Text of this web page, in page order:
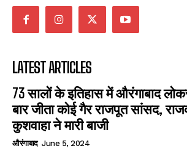
LATEST ARTICLES
73 सालों के इतिहास में औरंगाबाद
बार जीता कोई गैर राजपूत सांसद,
कुशवाहा ने मारी बाजी
औरंगाबाद June 5, 2024